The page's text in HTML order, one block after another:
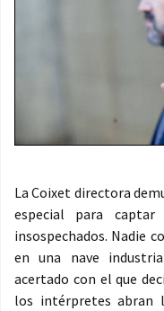
La Coixet directora
especial para
insospechados. Nadie
en una nave
acertado con el que
los intérpretes abran